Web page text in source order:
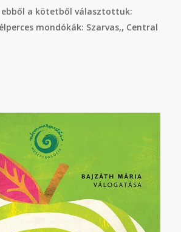
a kötetből választottuk:
mondókák: Szarvas,, Central